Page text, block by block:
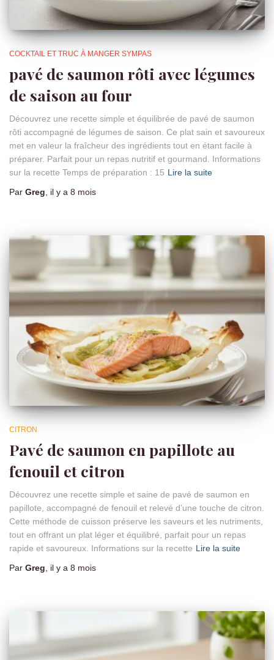
COCKTAIL ET TRUC À MANGER SYMPAS
pavé de saumon rôti avec légumes
de saison au four
Découvrez une recette simple et équilibrée de pavé de saumon
rôti accompagné de légumes de saison. Ce plat sain et savoureux
met en valeur la fraîcheur des ingrédients tout en étant facile à
préparer. Parfait pour un repas nutritif et gourmand. Informations
sur la recette Temps de préparation : 15 Lire la suite
Par Greg , il y a 8 mois
CITRON
Pavé de saumon en papillote au
fenouil et citron
Découvrez une recette simple et saine de pavé de saumon en
papillote, accompagné de fenouil et relevé d’une touche de citron.
Cette méthode de cuisson préserve les saveurs et les nutriments,
tout en offrant un plat léger et équilibré, parfait pour un repas
rapide et savoureux. Informations sur la recette Lire la suite
Par Greg , il y a 8 mois